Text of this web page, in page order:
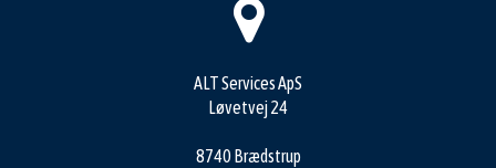
ALT Services ApS
Løvetvej 24
8740 Brædstrup